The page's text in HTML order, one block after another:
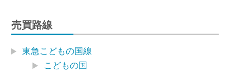
売買路線
東急こどもの国線
こどもの国